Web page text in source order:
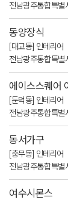
전남광주통합특별
동양장식
[대교동] 인테리어
전남광주통합특별
에이스스퀘어
[둔덕동] 인테리어
전남광주통합특
동서가구
[충무동] 인테리어
전남광주통합특별
여수시몬스